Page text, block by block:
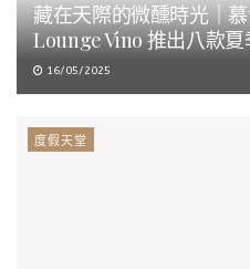
藏在天際的微醺時光｜
Lounge Vino 推出八款
16/05/2025
度假天堂